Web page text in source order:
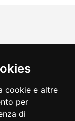
cookie e altre
per
di